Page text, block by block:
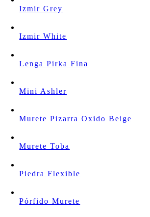
Izmir Grey
Izmir White
Lenga Pirka Fina
Mini Ashler
Murete Pizarra Oxido Beige
Murete Toba
Piedra Flexible
Pórfido Murete